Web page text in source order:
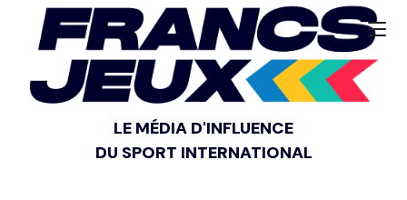
LE MÉDIA D'INFLUENCE
DU SPORT INTERNATIONAL